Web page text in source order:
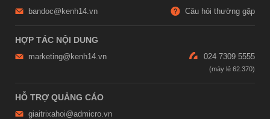
bandoc@kenh14.vn Câu hỏi thường gặp
HỢP TÁC NỘI DUNG
marketing@kenh14.vn 024 7309 5555
HỖ TRỢ QUẢNG CÁO
giaitrixahoi@admicro.vn